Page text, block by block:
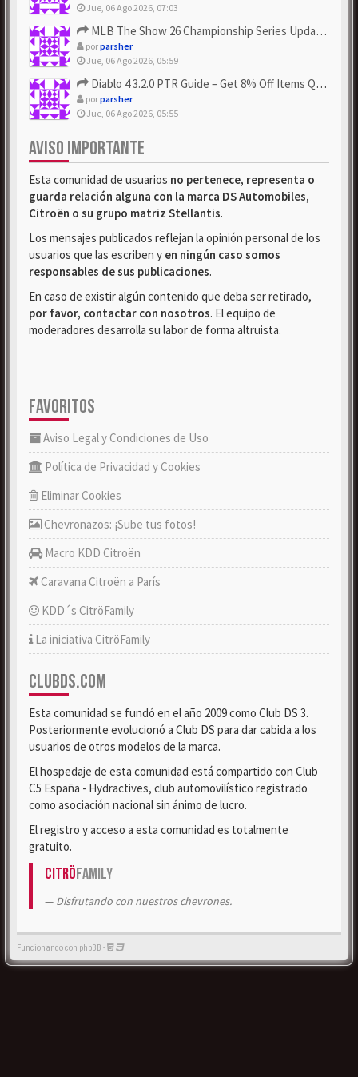
Jue, 06 Ago 2026, 07:03
MLB The Show 26 Championship Series Update! Get Cheap & ...
porparsher
Jue, 06 Ago 2026, 05:59
Diablo 4 3.2.0 PTR Guide – Get 8% Off Items Quickly to Test ...
porparsher
Jue, 06 Ago 2026, 05:55
AVISO IMPORTANTE
Esta comunidad de usuarios no pertenece, representa o
guarda relación alguna con la marca DS Automobiles,
Citroën o su grupo matriz Stellantis.
Los mensajes publicados reflejan la opinión personal de los
usuarios que las escriben y en ningún caso somos
responsables de sus publicaciones.
En caso de existir algún contenido que deba ser retirado,
por favor, contactar con nosotros. El equipo de
moderadores desarrolla su labor de forma altruista.
FAVORITOS
Aviso Legal y Condiciones de Uso
Política de Privacidad y Cookies
Eliminar Cookies
Chevronazos: ¡Sube tus fotos!
Macro KDD Citroën
Caravana Citroën a París
KDD´s CitröFamily
La iniciativa CitröFamily
CLUBDS.COM
Esta comunidad se fundó en el año 2009 como Club DS 3.
Posteriormente evolucionó a Club DS para dar cabida a los
usuarios de otros modelos de la marca.
El hospedaje de esta comunidad está compartido con Club
C5 España - Hydractives, club automovilístico registrado
como asociación nacional sin ánimo de lucro.
El registro y acceso a esta comunidad es totalmente
gratuito.
CitröFamily
Disfrutando con nuestros chevrones.
Funcionando con phpBB -